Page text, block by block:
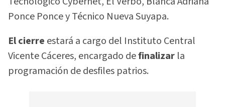
Ponce Ponce y Técnico Nueva Suyapa.
El cierre estará a cargo del Instituto Central
Vicente Cáceres, encargado definalizar la
programación de desfiles patrios.